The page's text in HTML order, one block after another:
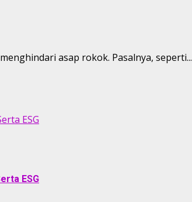
asap rokok. Pasalnya, seperti...
ESG
ESG